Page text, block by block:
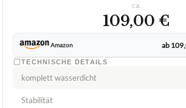
ca.
109,00 €
Amazon ab
TECHNISCHE DETAILS
komplett wasserdicht
Stabilität